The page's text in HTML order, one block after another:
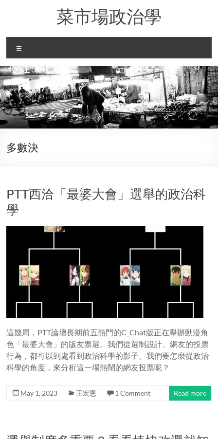
菜市場政治學
多數決
PTT西洽「最婆大會」選舉的政治科
學
這幾周，PTT論壇長期前五熱門的C_Chat版正在舉辦動漫角
色「最婆大會」的版友票選。我們從選制設計、網友的投票
行為，都可以到處看到政治科學的影子。我們要怎麼從政治
科學的角度，來分析這一場熱鬧的網友投票呢？
May 1, 2023 王宏恩 1 Comment Read more